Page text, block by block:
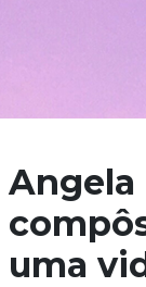
Angela
uma